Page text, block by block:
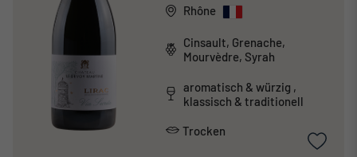
Rhône
Cinsault, Grenache,
Mourvèdre, Syrah
aromatisch & würzig ,
klassisch & traditionell
Trocken